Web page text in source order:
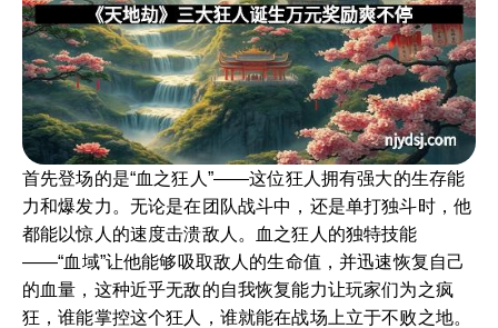
首先登场的是“血之狂人”——这位狂人拥有强大的生存能
力和爆发力。无论是在团队战斗中，还是单打独斗时，他
都能以惊人的速度击溃敌人。血之狂人的独特技能
——“血域”让他能够吸取敌人的生命值，并迅速恢复自己
的血量，这种近乎无敌的自我恢复能力让玩家们为之疯
狂，谁能掌控这个狂人，谁就能在战场上立于不败之地。